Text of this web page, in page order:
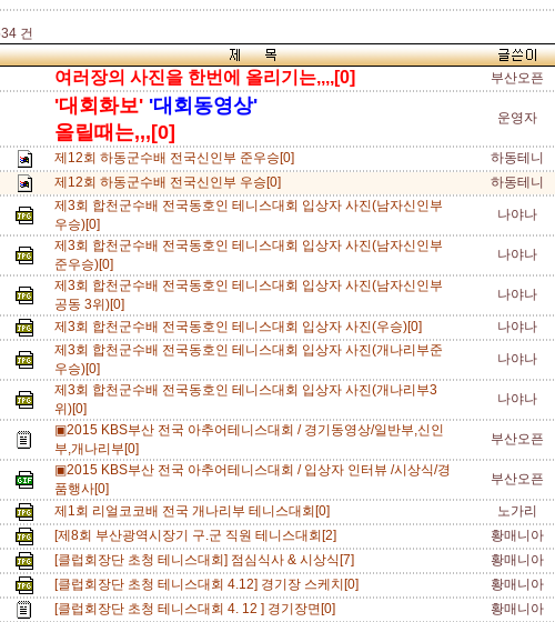
건
여러장의 사진을 한번에 올리기는,,,,[0] 부산오픈
'대회화보' '대회동영상'
올릴때는,,,[0]
운영자
제12회 하동군수배 전국신인부 준우승[0] 하동테니
제12회 하동군수배 전국신인부 우승[0] 하동테니
제3회 합천군수배 전국동호인 테니스대회 입상자 사진(남자신인부
우승)[0]
나야나
제3회 합천군수배 전국동호인 테니스대회 입상자 사진(남자신인부
준우승)[0]
나야나
제3회 합천군수배 전국동호인 테니스대회 입상자 사진(남자신인부
공동 3위)[0]
나야나
제3회 합천군수배 전국동호인 테니스대회 입상자 사진(우승)[0] 나야나
제3회 합천군수배 전국동호인 테니스대회 입상자 사진(개나리부준
우승)[0]
나야나
제3회 합천군수배 전국동호인 테니스대회 입상자 사진(개나리부3
위)[0]
나야나
▣2015 KBS부산 전국 아추어테니스대회 / 경기동영상/일반부,신인
부,개나리부[0]
부산오픈
▣2015 KBS부산 전국 아추어테니스대회 / 입상자 인터뷰 /시상식/경
품행사[0]
부산오픈
제1회 리얼코코배 전국 개나리부 테니스대회[0] 노가리
[제8회 부산광역시장기 구.군 직원 테니스대회[2] 황매니아
[클럽회장단 초청 테니스대회] 점심식사 & 시상식[7] 황매니아
[클럽회장단 초청 테니스대회 4.12] 경기장 스케치[0] 황매니아
[클럽회장단 초청 테니스대회 4. 12 ] 경기장면[0] 황매니아